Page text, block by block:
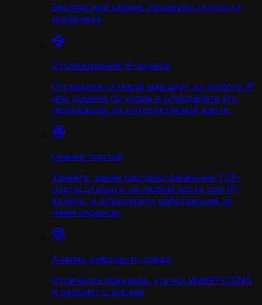
Бесплатный сервис проверки скорости
интернета
Отслеживание IP-адреса
Отследите сетевой маршрут до любого IP
или домена по узлам и определите его
геолокацию на интерактивной карте.
Сканер портов
Узнайте, какие распространённые TCP-
порты открыты на любом хосте или IP-
адресе, и определите работающие за
ними сервисы.
Анализ цифрового следа
Отпечаток браузера, утечки WebRTC/DNS
и вердикт о рисках